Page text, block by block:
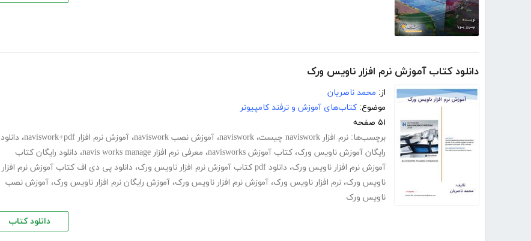
دانلود کتاب آموزش نرم افزار ناویس ورک
از: محمد ناصریان
موضوع: کتاب‌های آموزش و ترفند کامپیوتر
۵۱ صفحه
برچسب‌ها: نرم افزار naviswork چیست ، naviswork، آموزش نصب naviswork ، آموزش نرم افزار naviswork+pdf ، دانلود
رایگان آموزش ناویس ورک، کتاب آموزش navisworks ، معرفی نرم افزار navis works manage ، دانلود رایگان کتاب
آموزش نرم افزار ناویس ورک، دانلود pdf کتاب آموزش نرم افزار ناویس ورک ، دانلود پی دی اف کتاب آموزش نرم افزار
ناویس ورک، نرم افزار ناویس ورک، آموزش نرم افزار ناویس ورک، آموزش رایگان نرم افزار ناویس ورک، آموزش نصب
ناویس ورک
دانلود کتاب